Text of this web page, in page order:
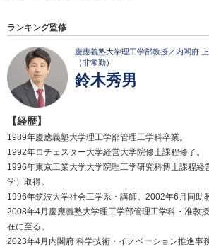
ランキング監修
慶應義塾大学理工学部教授／内閣府
（非常勤）
鈴木秀男
【経歴】
1989年慶應義塾大学理工学部管理工学科卒業。
1992年ロチェスター大学経営大学院修士課程修了。
1996年東京工業大学大学院理工学研究科博士課程経
学）取得。
1996年筑波大学社会工学系・講師。2002年6月同助
2008年4月慶應義塾大学理工学部管理工学科・准教
在に至る。
2023年4月内閣府 科学技術・イノベーション推進事